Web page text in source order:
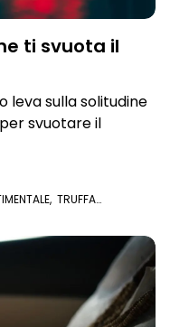
ti svuota il
leva sulla solitudine
svuotare il
, TRUFFA